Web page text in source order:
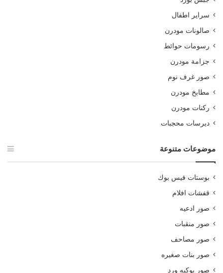
سراير اطفال
صالونات مودرن
رسومات حوائط
جزامة مودرن
صور غرف نوم
مطابخ مودرن
ركنات مودرن
ديرسات محجبات
موضوعات متنوعة
بوستات فيس بوك
قفشات افلام
صور ادعيه
صور منقبات
صور مصاحف
صور بنات صغيره
صور بوكيه ورد